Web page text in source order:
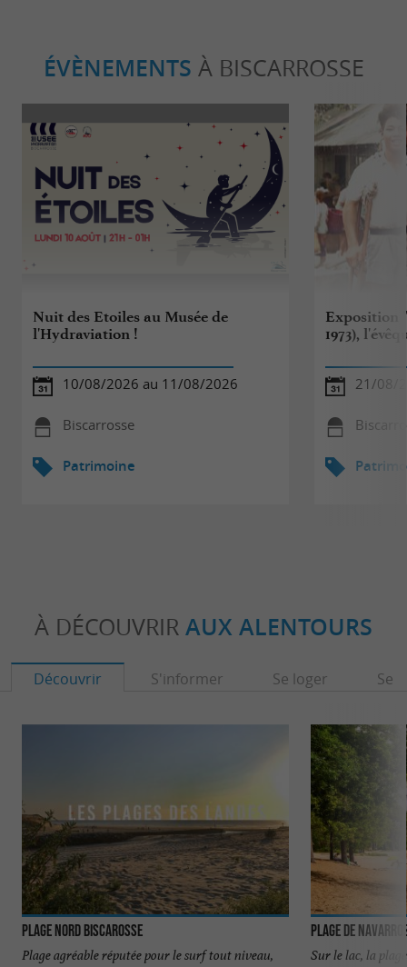
ÉVÈNEMENTS À BISCARROSSE
Nuit des Etoiles au Musée de
l'Hydraviation !
10/08/2026 au 11/08/2026
Biscarrosse
Patrimoine
Exposition
1973),
21/08/
À DÉCOUVRIR AUX ALENTOURS
Découvrir S'informer Se loger Se
Plage Nord Biscarosse
Plage agréable réputée pour le surf tout niveau,
Plage de
Sur le lac, la